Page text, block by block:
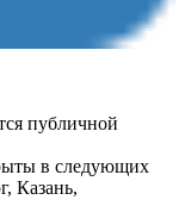
публичной
в следующих
Казань,